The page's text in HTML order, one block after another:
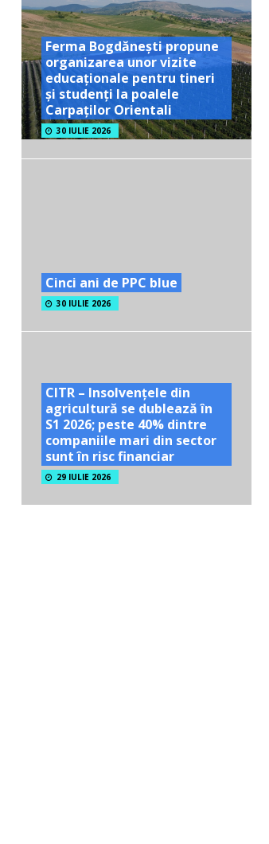
Ferma Bogdănești propune
organizarea unor vizite
educaționale pentru tineri
și studenți la poalele
Carpaților Orientali
30 IULIE 2026
Cinci ani de PPC blue
30 IULIE 2026
CITR – Insolvențele din
agricultură se dublează în
S1 2026; peste 40% dintre
companiile mari din sector
sunt în risc financiar
29 IULIE 2026